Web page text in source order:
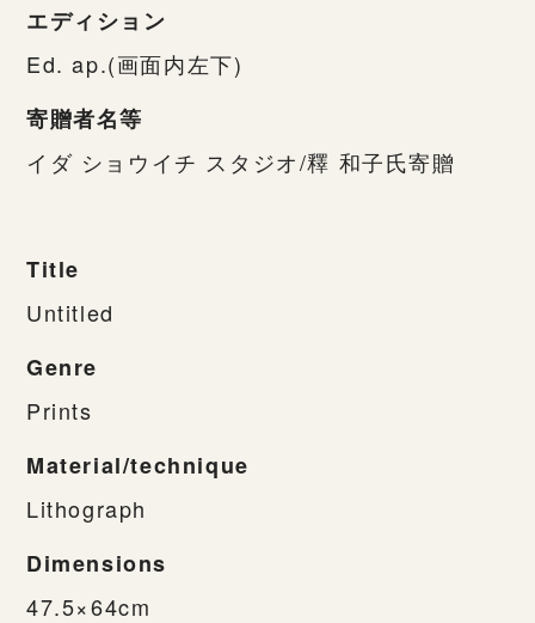
エディション
Ed. ap.(画面内左下)
寄贈者名等
イダ ショウイチ スタジオ/釋 和子氏寄贈
Title
Untitled
Genre
Prints
Material/technique
Lithograph
Dimensions
47.5×64cm